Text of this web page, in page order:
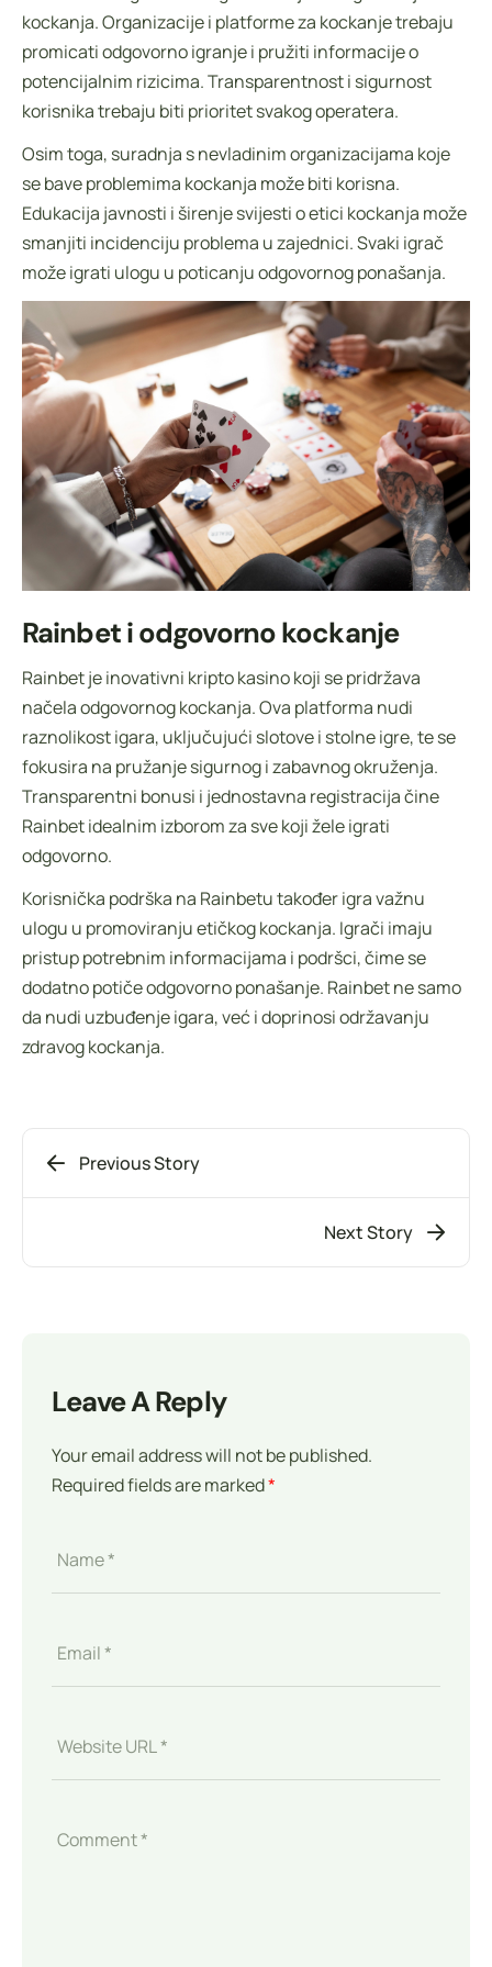
kockanja. Organizacije i platforme za kockanje trebaju
promicati odgovorno igranje i pružiti informacije o
potencijalnim rizicima. Transparentnost i sigurnost
korisnika trebaju biti prioritet svakog operatera.
Osim toga, suradnja s nevladinim organizacijama koje
se bave problemima kockanja može biti korisna.
Edukacija javnosti i širenje svijesti o etici kockanja može
smanjiti incidenciju problema u zajednici. Svaki igrač
može igrati ulogu u poticanju odgovornog ponašanja.
Rainbet i odgovorno kockanje
Rainbet je inovativni kripto kasino koji se pridržava
načela odgovornog kockanja. Ova platforma nudi
raznolikost igara, uključujući slotove i stolne igre, te se
fokusira na pružanje sigurnog i zabavnog okruženja.
Transparentni bonusi i jednostavna registracija čine
Rainbet idealnim izborom za sve koji žele igrati
odgovorno.
Korisnička podrška na Rainbetu također igra važnu
ulogu u promoviranju etičkog kockanja. Igrači imaju
pristup potrebnim informacijama i podršci, čime se
dodatno potiče odgovorno ponašanje. Rainbet ne samo
da nudi uzbuđenje igara, već i doprinosi održavanju
zdravog kockanja.
Previous Story
Next Story
Leave A Reply
Your email address will not be published.
Required fields are marked*